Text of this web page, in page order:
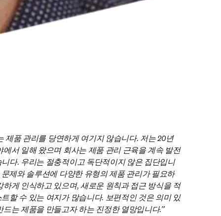
제품 관리를 당연하게 여기지 않습니다. 저는 20년
에서 일해 왔으며 회사는 제품 관리 근육을 계속 발전
다. 우리는 절충적이고 독단적이지 않은 집단입니
제와 솔루션에 다양한 유형의 제품 관리가 필요하
하게 인식하고 있으며, 새로운 원칙과 접근 방식을 적
할 수 있는 여지가 많습니다. 보편적인 것은 의미 있
드는 제품을 만들고자 하는 진정한 열망입니다.